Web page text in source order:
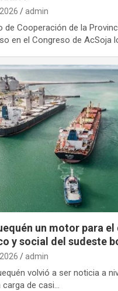
admin
de Cooperación de la
en el Congreso de AcSoja
un motor para
y social del sudeste
admin
volvió a ser noticia a
de casi…